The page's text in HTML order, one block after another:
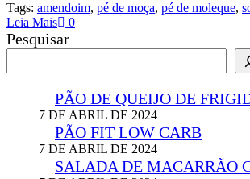
Tags: amendoim, pé de moça, pé de moleque,
Leia Mais
0
Pesquisar
PÃO DE QUEIJO DE
7 DE ABRIL DE 2024
PÃO FIT LOW CARB
7 DE ABRIL DE 2024
SALADA DE MACARRÃO